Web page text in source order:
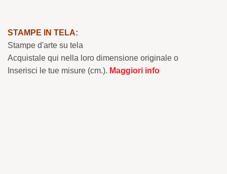
STAMPE IN TELA:
Stampe d'arte su tela
Acquistale qui nella loro dimensione originale o
Inserisci le tue misure (cm.). Maggiori info